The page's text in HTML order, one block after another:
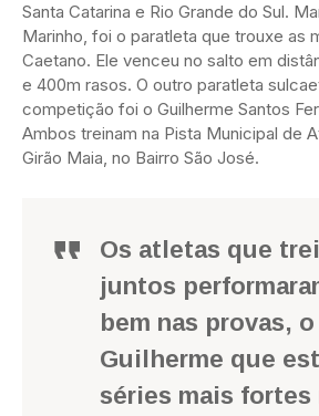
Santa Catarina e Rio Grande do Sul.
Marinho, foi o paratleta que trouxe as
Caetano. Ele venceu no salto em
e 400m rasos. O outro paratleta
competição foi o Guilherme Santos
Ambos treinam na Pista Municipal de
Girão Maia, no Bairro São José.
Os atletas que
juntos
bem nas provas, o
Guilherme que
séries mais fortes